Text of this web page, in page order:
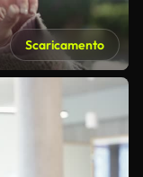
Scaricamento